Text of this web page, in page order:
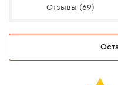
лезвия
Отзывы (69)